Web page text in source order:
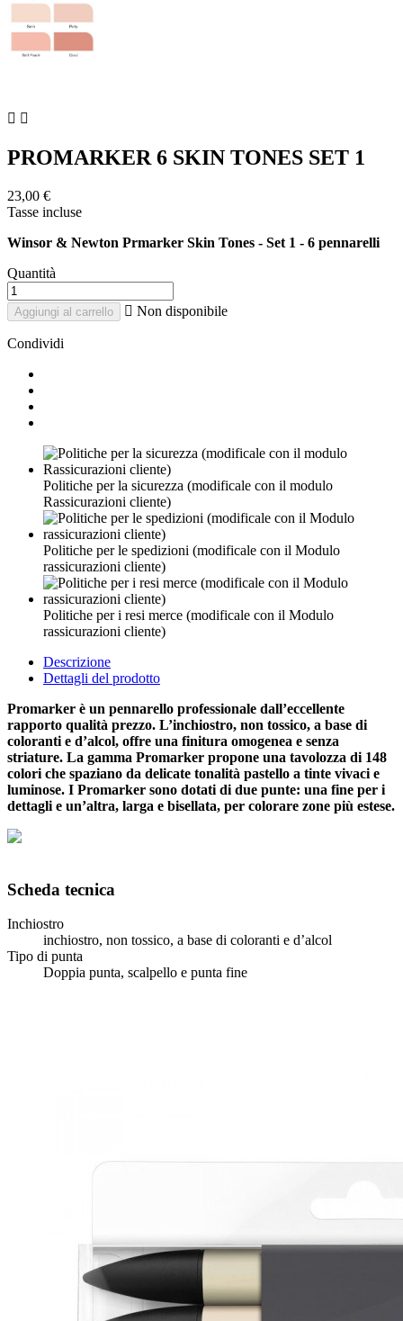
 
PROMARKER 6 SKIN TONES SET 1
23,00 €
Tasse incluse
Winsor & Newton Prmarker Skin Tones - Set 1 - 6 pennarelli
Quantità
Aggiungi al carrello  Non disponibile
Condividi
Politiche per la sicurezza (modificale con il modulo
Rassicurazioni cliente)
Politiche per le spedizioni (modificale con il Modulo
rassicurazioni cliente)
Politiche per i resi merce (modificale con il Modulo
rassicurazioni cliente)
Descrizione
Dettagli del prodotto
Promarker è un pennarello professionale dall’eccellente
rapporto qualità prezzo. L’inchiostro, non tossico, a base di
coloranti e d’alcol, offre una finitura omogenea e senza
striature. La gamma Promarker propone una tavolozza di 148
colori che spaziano da delicate tonalità pastello a tinte vivaci e
luminose. I Promarker sono dotati di due punte: una fine per i
dettagli e un’altra, larga e bisellata, per colorare zone più estese.
Scheda tecnica
Inchiostro
inchiostro, non tossico, a base di coloranti e d’alcol
Tipo di punta
Doppia punta, scalpello e punta fine